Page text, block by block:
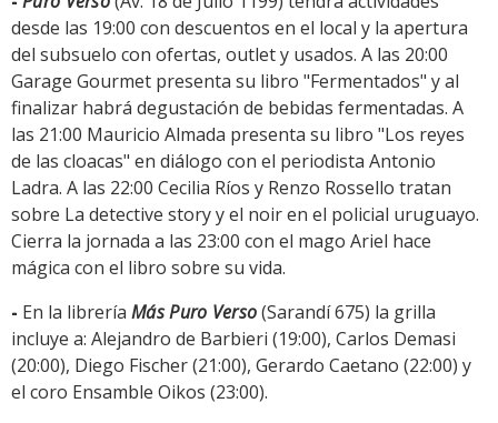
desde las 19:00 con descuentos en el local y la apertura
del subsuelo con ofertas, outlet y usados. A las 20:00
Garage Gourmet presenta su libro "Fermentados" y al
finalizar habrá degustación de bebidas fermentadas. A
las 21:00 Mauricio Almada presenta su libro "Los reyes
de las cloacas" en diálogo con el periodista Antonio
Ladra. A las 22:00 Cecilia Ríos y Renzo Rossello tratan
sobre La detective story y el noir en el policial uruguayo.
Cierra la jornada a las 23:00 con el mago Ariel hace
mágica con el libro sobre su vida.
- En la librería Más Puro Verso(Sarandí 675) la grilla
incluye a: Alejandro de Barbieri (19:00), Carlos Demasi
(20:00), Diego Fischer (21:00), Gerardo Caetano (22:00) y
el coro Ensamble Oikos (23:00).